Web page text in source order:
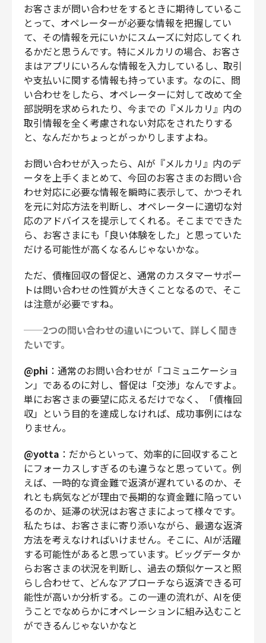
お客さまが問い合わせをするときに期待しているこ
とって、オペレーターが必要な情報を把握してい
て、その情報を元にいかにスムーズに対応してくれ
るかだと思うんです。特にメルカリの場合、お客さ
まはアプリにいろんな情報を入力しているし、取引
や支払いに関する情報も持っています。なのに、問
い合わせをしたら、オペレーターに対して改めて全
部説明を求められたり、今までの『メルカリ』内の
取引情報を全く考慮されない対応をされたりする
と、なんだかちょっとがっかりしますよね。
お問い合わせが入ったら、AIが『メルカリ』内のデ
ータを上手くまとめて、今回のお客さまのお問い合
わせ対応に必要な情報を瞬時に表示して、かつそれ
を元に対応方法を判断し、オペレーターに適切な対
応のアドバイスを提示してくれる。そこまでできた
ら、お客さまにも「良い体験をした」と思っていた
だける可能性が高くなるんじゃないかな。
ただ、債権回収の督促と、通常のカスタマーサポー
トは問い合わせの性質が大きくことなるので、そこ
は注意が必要ですね。
──2つの問い合わせの違いについて、詳しく聞き
たいです。
@phi ：通常のお問い合わせが「コミュニケーショ
ン」であるのに対し、督促は「交渉」なんですよ。
単にお客さまの要望に応えるだけでなく、「債権回
収」という目的を達成しなければ、成功事例にはな
りません。
@yotta ：だからといって、効率的に回収すること
にフォーカスしすぎるのも違うなと思っていて。例
えば、一時的な資金難で返済が遅れているのか、そ
れとも病気などが理由で長期的な資金難に陥ってい
るのか、延滞の状況はお客さまによって様々です。
私たちは、お客さまに寄り添いながら、最適な返済
方法を考えなければいけません。そこに、AIが活躍
する可能性があると思っています。ビッグデータか
らお客さまの状況を判断し、過去の類似ケースと照
らし合わせて、どんなアプローチなら返済できる可
能性が高いか分析する。この一連の流れが、AIを使
うことでなめらかにオペレーションに組み込むこと
ができるんじゃないかなと